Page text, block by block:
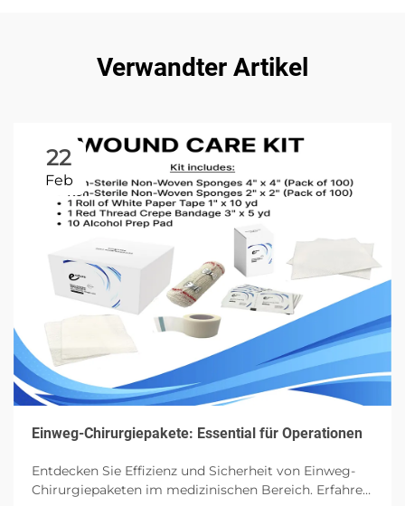
Verwandter Artikel
22
Feb
Einweg-Chirurgiepakete: Essential für Operationen
Entdecken Sie Effizienz und Sicherheit von Einweg-
Chirurgiepaketen im medizinischen Bereich. Erfahren